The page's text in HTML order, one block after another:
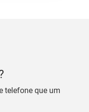
telefone que um